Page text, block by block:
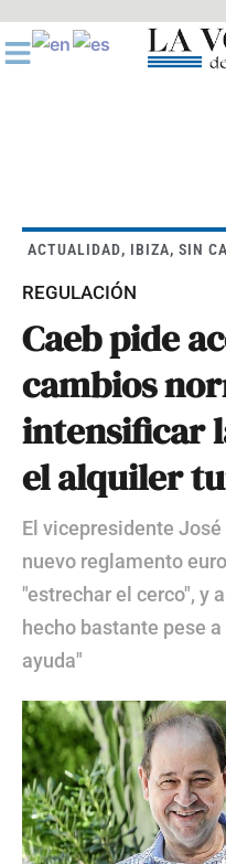
al
contenido
ACTUALIDAD, IBIZA, SIN
REGULACIÓN
Caeb pide
cambios
intensificar
el alquiler
El vicepresidente
nuevo reglamento
"estrechar el cerco", y
hecho bastante pese
ayuda"